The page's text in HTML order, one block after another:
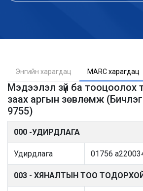
Энгийн харагдац MARC харагдац
Мэдээлэл зүй ба тооцоолох
заах аргын зөвлөмж
9755)
000 -УДИРДЛАГА
Удирдлага 01756
003 - ХЯНАЛТЫН ТОО